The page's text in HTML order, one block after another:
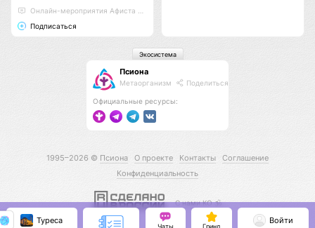
Онлайн-мероприятия Афиста Лаб
Подписаться
Псиона
Метаорганизм Поделиться
Официальные ресурсы:
Экосистема
1995–2026 © Псиона О проекте Контакты
Соглашение
Конфиденциальность
С нами КО 🕉️
Туреса
Чаты Гринд
Войти